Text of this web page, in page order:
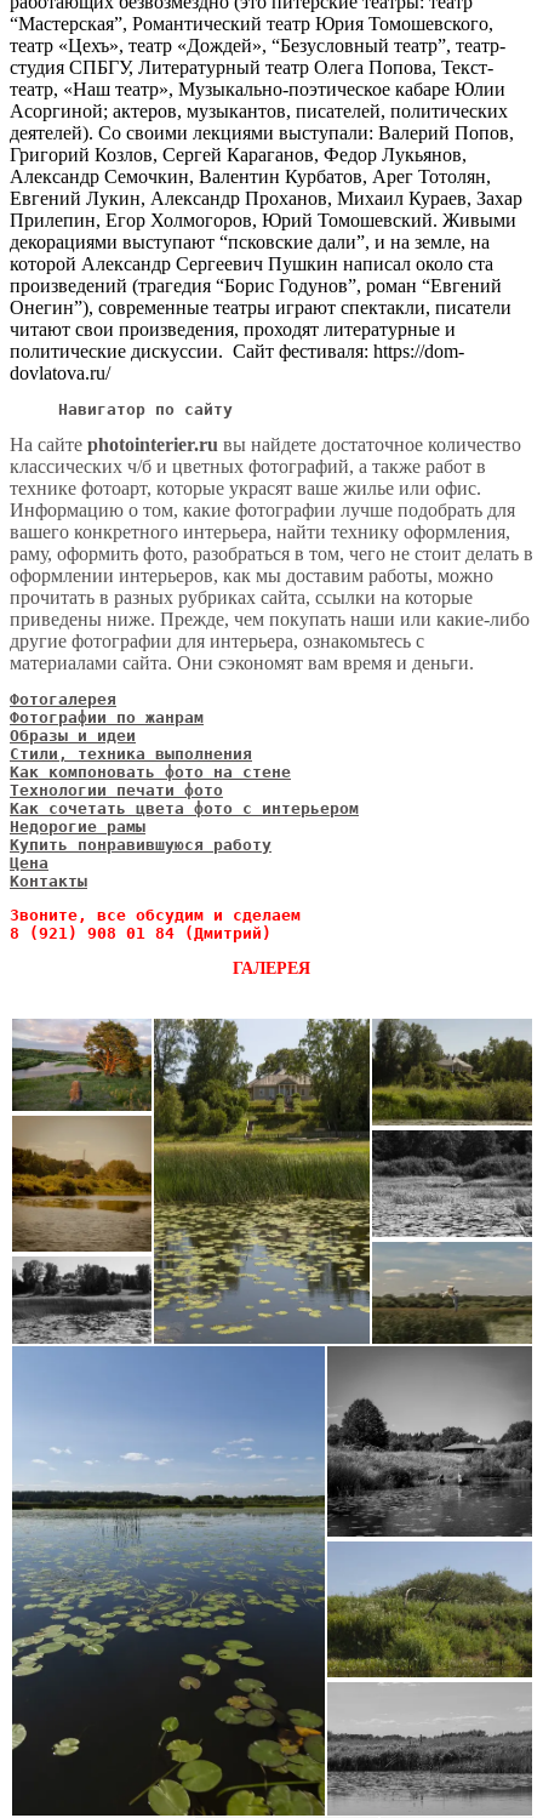
“Мастерская”, Романтический театр Юрия Томошевского,
театр «Цехъ», театр «Дождей», “Безусловный театр”, театр-
студия СПБГУ, Литературный театр Олега Попова, Текст-
театр, «Наш театр», Музыкально-поэтическое кабаре Юлии
Асоргиной; актеров, музыкантов, писателей, политических
деятелей). Со своими лекциями выступали: Валерий Попов,
Григорий Козлов, Сергей Караганов, Федор Лукьянов,
Александр Семочкин, Валентин Курбатов, Арег Тотолян,
Евгений Лукин, Александр Проханов, Михаил Кураев, Захар
Прилепин, Егор Холмогоров, Юрий Томошевский. Живыми
декорациями выступают “псковские дали”, и на земле, на
которой Александр Сергеевич Пушкин написал около ста
произведений (трагедия “Борис Годунов”, роман “Евгений
Онегин”), современные театры играют спектакли, писатели
читают свои произведения, проходят литературные и
политические дискуссии. Сайт фестиваля: https://dom-
dovlatova.ru/
Навигатор по сайту
На сайте photointerier.ru вы найдете достаточное количество
классических ч/б и цветных фотографий, а также работ в
технике фотоарт, которые украсят ваше жилье или офис.
Информацию о том, какие фотографии лучше подобрать для
вашего конкретного интерьера, найти технику оформления,
раму, оформить фото, разобраться в том, чего не стоит делать в
оформлении интерьеров, как мы доставим работы, можно
прочитать в разных рубриках сайта, ссылки на которые
приведены ниже. Прежде, чем покупать наши или какие-либо
другие фотографии для интерьера, ознакомьтесь с
материалами сайта. Они сэкономят вам время и деньги.
Фотогалерея
Фотографии по жанрам
Образы и идеи
Стили, техника выполнения
Как компоновать фото на стене
Технологии печати фото
Как сочетать цвета фото с интерьером
Недорогие рамы
Купить понравившуюся работу
Цена
Контакты
Звоните, все обсудим и сделаем
8 (921) 908 01 84 (Дмитрий)
ГАЛЕРЕЯ